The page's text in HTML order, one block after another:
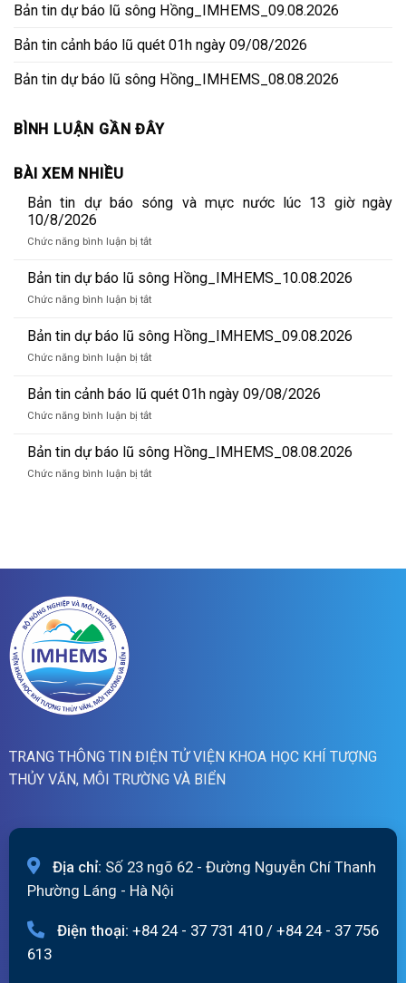
Bản tin dự báo lũ sông Hồng_IMHEMS_09.08.2026
Bản tin cảnh báo lũ quét 01h ngày 09/08/2026
Bản tin dự báo lũ sông Hồng_IMHEMS_08.08.2026
BÌNH LUẬN GẦN ĐÂY
BÀI XEM NHIỀU
Bản tin dự báo sóng và mực nước lúc 13 giờ ngày
10/8/2026
Chức năng bình luận bị tắtở
tin
báo
và
mực
13
giờ
10/8/2026
Bản tin dự báo lũ sông Hồng_IMHEMS_10.08.2026
Chức năng bình luận bị tắtở
tin
báo
sông
Hồng_IMHEMS_10.08.2026
Bản tin dự báo lũ sông Hồng_IMHEMS_09.08.2026
Chức năng bình luận bị tắtở
tin
báo
sông
Hồng_IMHEMS_09.08.2026
Bản tin cảnh báo lũ quét 01h ngày 09/08/2026
Chức năng bình luận bị tắtở
tin
báo
Bản tin dự báo lũ sông Hồng_IMHEMS_08.08.2026
Chức năng bình luận bị tắtở
sông
TRANG THÔNG TIN ĐIỆN TỬ VIỆN KHOA HỌC KHÍ TƯỢNG
THỦY VĂN, MÔI TRƯỜNG VÀ BIỂN
Địa chỉ: Số 23 ngõ 62 - Đường Nguyễn Chí Thanh
Phường Láng - Hà Nội
Điện thoại: +84 24 - 37 731 410 / +84 24 - 37 756
613